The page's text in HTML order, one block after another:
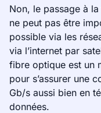
Non, le passage à
ne peut pas être
possible via les
via l’internet par
fibre optique est un
pour s’assurer une
Gb/s aussi bien en
données.